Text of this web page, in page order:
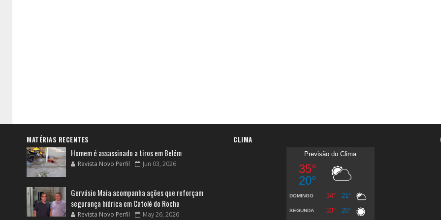
MATÉRIAS RECENTES
Homem é assassinado a tiros em Belém
Revista Novo Perfil Jun 03, 2026
Gervásio Maia acompanha ações que reforçam
segurança hídrica em Catolé do Rocha
Revista Novo Perfil May 26, 2026
CLIMA